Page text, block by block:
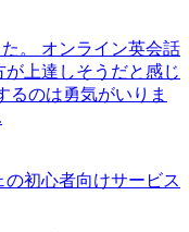
。 オンライン英会話
上達しそうだと感じ
るのは勇気がいりま
初心者向けサービス